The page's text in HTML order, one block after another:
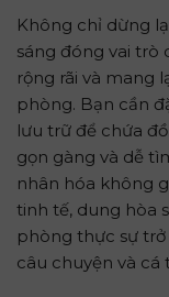
Không chỉ dừng
sáng đóng vai trò
rộng rãi và mang
phòng. Bạn cần
lưu trữ để chứa
gọn gàng và dễ
nhân hóa không
tinh tế, dung hòa
phòng thực sự
câu chuyện và cá